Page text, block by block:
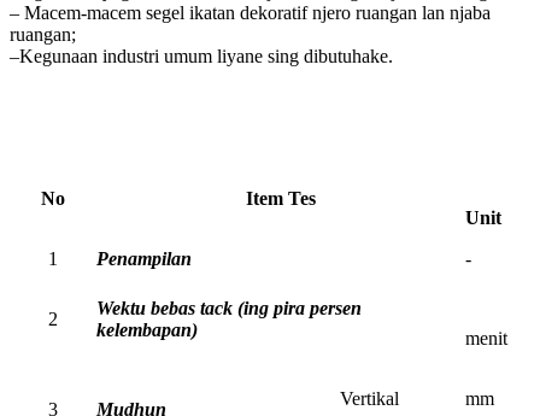
– Macem-macem segel ikatan dekoratif njero ruangan lan njaba
ruangan;
–Kegunaan industri umum liyane sing dibutuhake.
No
Item Tes
Unit
1
Penampilan -
2
Wektu bebas tack (ing pira persen
kelembapan)
menit
3 Mudhun
Vertikal mm